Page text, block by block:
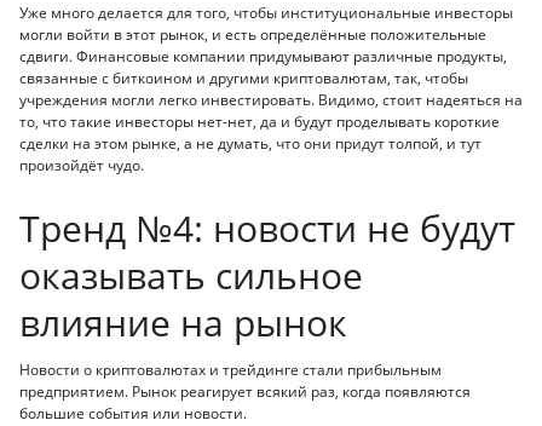
Уже много делается для того, чтобы институциональные инвесторы
могли войти в этот рынок, и есть определённые положительные
сдвиги. Финансовые компании придумывают различные продукты,
связанные с биткоином и другими криптовалютам, так, чтобы
учреждения могли легко инвестировать. Видимо, стоит надеяться на
то, что такие инвесторы нет-нет, да и будут проделывать короткие
сделки на этом рынке, а не думать, что они придут толпой, и тут
произойдёт чудо.
Тренд №4: новости не будут
оказывать сильное
влияние на рынок
Новости о криптовалютах и трейдинге стали прибыльным
предприятием. Рынок реагирует всякий раз, когда появляются
большие события или новости.